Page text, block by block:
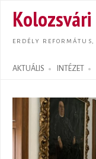
ERDÉLY
AKTUÁLIS INTÉZET
Search form